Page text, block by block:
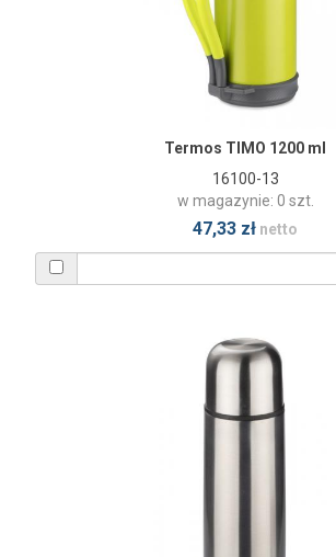
Termos TIMO 1200 ml
16100-13
w magazynie: 0 szt.
47,33 zł netto